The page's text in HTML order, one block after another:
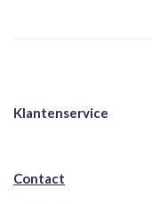
Klantenservice
Contact